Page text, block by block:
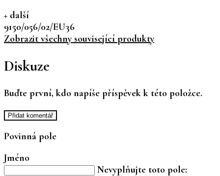
+ další
9150/056/02/EU36
Zobrazit všechny související produkty
Diskuze
Buďte první, kdo napíše příspěvek k této položce.
Přidat komentář
Povinná pole
Jméno
Nevyplňujte toto pole: